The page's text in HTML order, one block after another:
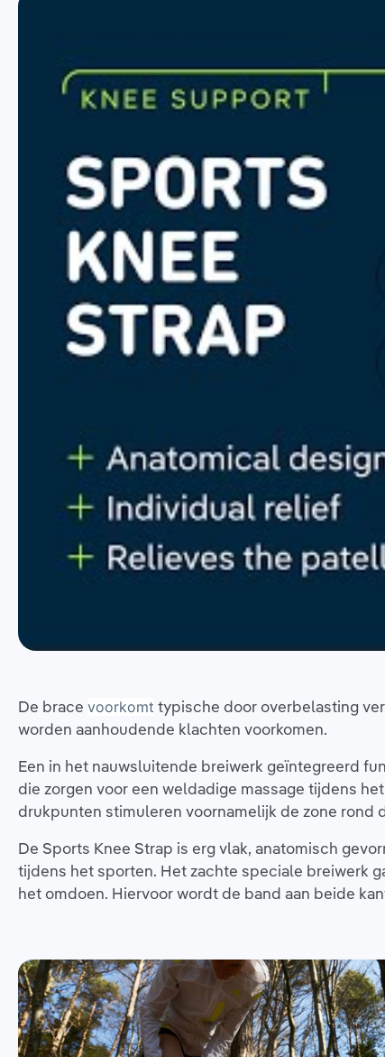
De brace voorkomt typische door overbelasting
worden aanhoudende klachten voorkomen.
Een in het nauwsluitende breiwerk geïntegreerd
die zorgen voor een weldadige massage tijdens
drukpunten stimuleren voornamelijk de zone
De Sports Knee Strap is erg vlak, anatomisch
tijdens het sporten. Het zachte speciale breiwerk
het omdoen. Hiervoor wordt de band aan beide